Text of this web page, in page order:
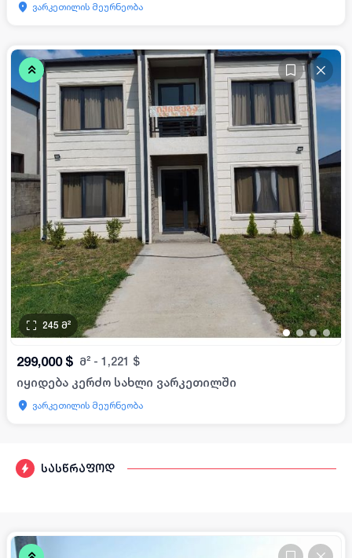
სასწრაფოდ
ვარკეთილის მეურნეობა
••••
245 მ²
299,000 $ მ² - 1,221 $
იყიდება კერძო სახლი ვარკეთილში
ვარკეთილის მეურნეობა